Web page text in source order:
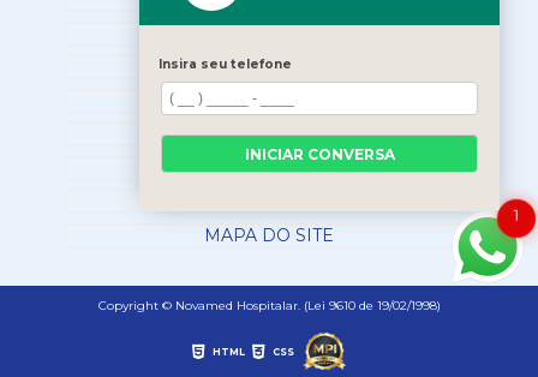
SERVIÇOS
NOSSOS PRODUTOS
BLOG
CONTATO
MAPA DO SITE
Copyright © Novamed Hospitalar. (Lei 9610 de 19/02/1998)
HTML CSS
1
Insira seu telefone
INICIAR CONVERSA